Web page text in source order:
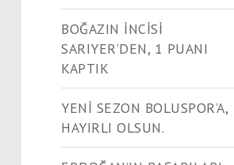
BOĞAZIN İNCİSİ
SARIYER’DEN, 1 PUANI
KAPTIK
YENİ SEZON BOLUSPOR’A,
HAYIRLI OLSUN.